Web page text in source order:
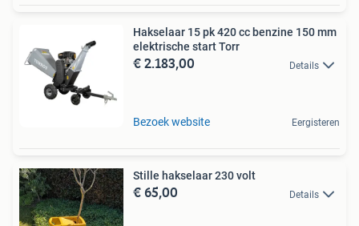
Hakselaar 15 pk 420 cc benzine 150 mm
elektrische start Torr
€ 2.183,00 Details
Bezoek website Eergisteren
Stille hakselaar 230 volt
€ 65,00 Details